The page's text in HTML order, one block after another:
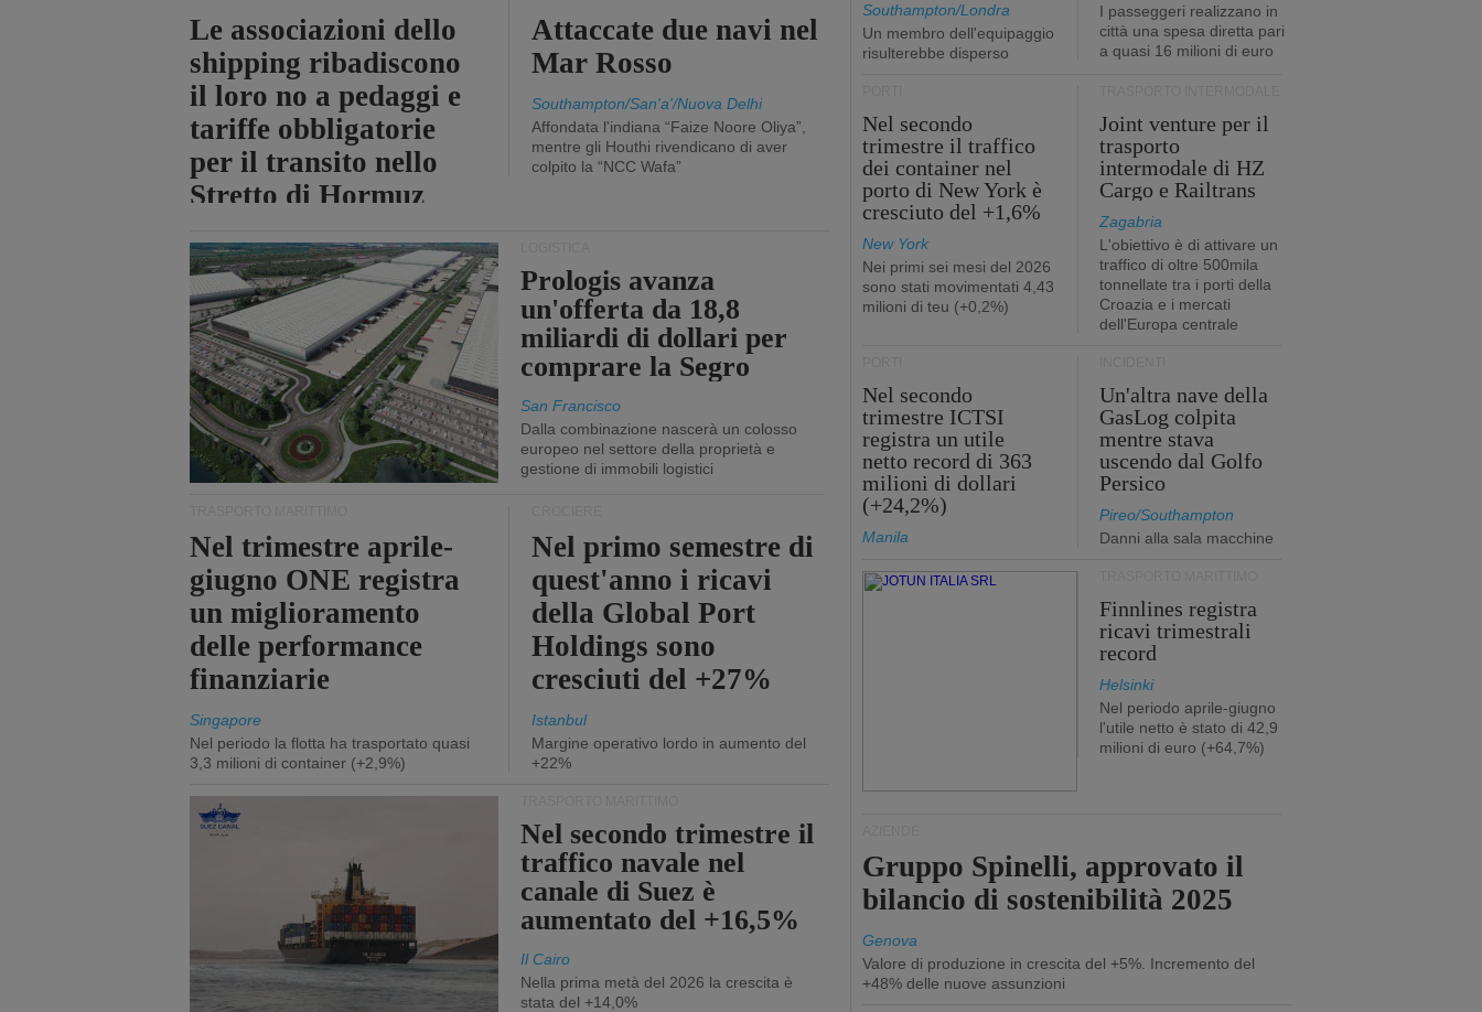
Le associazioni dello
shipping ribadiscono
il loro no a pedaggi e
tariffe obbligatorie
per il transito nello
Stretto di Hormuz
Attaccate due navi nel
Mar Rosso
Southampton/San'a'/Nuova Delhi
Affondata l'indiana “Faize Noore Oliya”,
mentre gli Houthi rivendicano di aver
colpito la “NCC Wafa”
Prologis avanza
un'offerta da 18,8
miliardi di dollari per
comprare la Segro
San Francisco
Dalla combinazione nascerà un colosso
europeo nel settore della proprietà e
gestione di immobili logistici
Nel trimestre aprile-
giugno ONE registra
un miglioramento
delle performance
finanziarie
Singapore
Nel periodo la flotta ha trasportato quasi
3,3 milioni di container (+2,9%)
Nel primo semestre di
quest'anno i ricavi
della Global Port
Holdings sono
cresciuti del +27%
Istanbul
Margine operativo lordo in aumento del
+22%
Nel secondo trimestre il
traffico navale nel
canale di Suez è
aumentato del +16,5%
Il Cairo
Nella prima metà del 2026 la crescita è
stata del +14,0%
Southampton/Londra
Un membro dell'equipaggio
risulterebbe disperso
I passeggeri realizzano in
città una spesa diretta pari
a quasi 16 milioni di euro
Nel secondo
trimestre il traffico
dei container nel
porto di New York è
cresciuto del +1,6%
New York
Nei primi sei mesi del 2026
sono stati movimentati 4,43
milioni di teu (+0,2%)
Joint venture per il
trasporto
intermodale di HZ
Cargo e Railtrans
Zagabria
L'obiettivo è di attivare un
traffico di oltre 500mila
tonnellate tra i porti della
Croazia e i mercati
dell'Europa centrale
Nel secondo
trimestre ICTSI
registra un utile
netto record di 363
milioni di dollari
(+24,2%)
Manila
Un'altra nave della
GasLog colpita
mentre stava
uscendo dal Golfo
Persico
Pireo/Southampton
Danni alla sala macchine
Finnlines registra
ricavi trimestrali
record
Helsinki
Nel periodo aprile-giugno
l'utile netto è stato di 42,9
milioni di euro (+64,7%)
Gruppo Spinelli, approvato il
bilancio di sostenibilità 2025
Genova
Valore di produzione in crescita del +5%. Incremento del
+48% delle nuove assunzioni